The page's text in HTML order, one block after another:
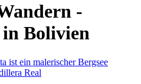
-
in Bolivien